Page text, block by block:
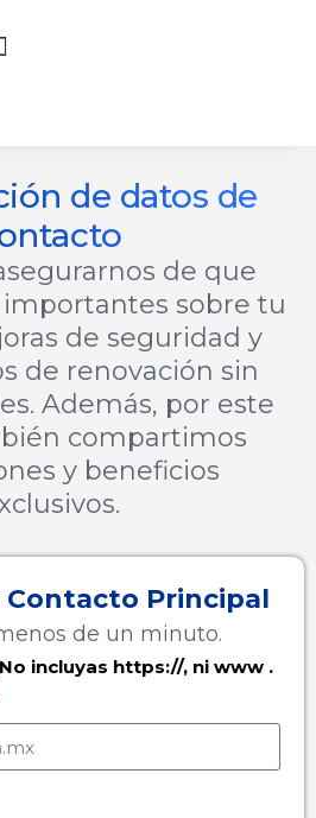
de datos de
de que
importantes sobre tu
de seguridad y
de renovación sin
Además, por este
compartimos
y beneficios
Principal
de un minuto.
incluyas https://, ni www .